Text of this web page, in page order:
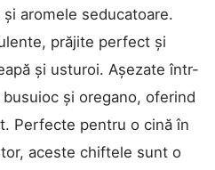
aromele seducatoare.
prăjite perfect și
și usturoi. Așezate într-
și oregano, oferind
Perfecte pentru o cină în
aceste chiftele sunt o